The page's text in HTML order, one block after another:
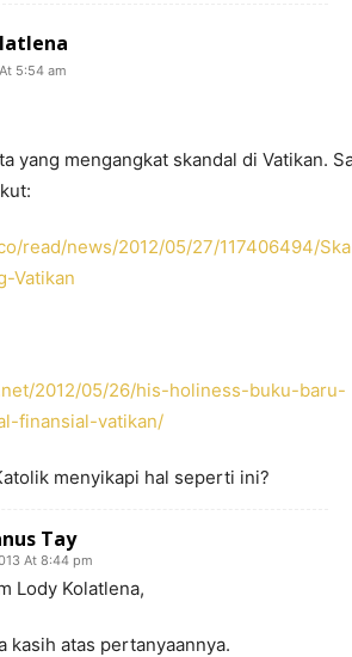
5:54 am
yang mengangkat skandal di Vatikan.
read/news/2012/05/27/117406494/
Vatikan
2012/05/26/his-holiness-buku-baru-
finansial-vatikan/
menyikapi hal seperti ini?
Tay
At 8:44 pm
Lody Kolatlena,
kasih atas pertanyaannya.